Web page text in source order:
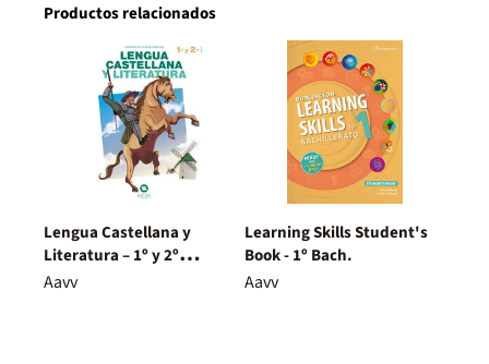
Productos relacionados
Lengua Castellana y
Literatura – 1º y 2º
Bachillerato – Nuevo
Aavv
Learning Skills Student's
Book - 1º Bach.
Aavv